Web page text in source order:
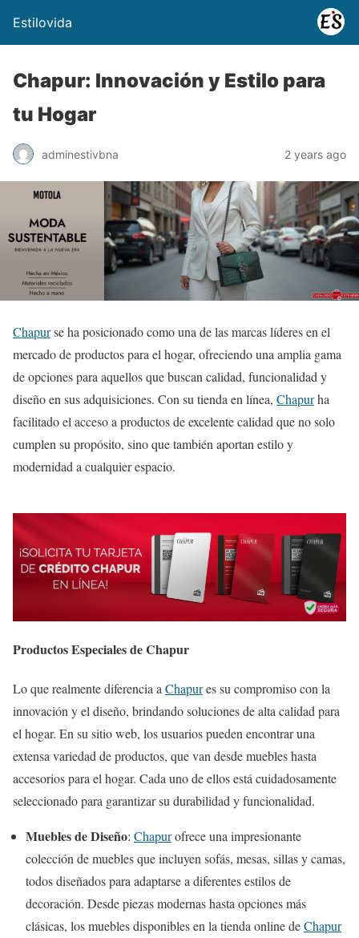
Estilovida
Chapur: Innovación y Estilo para
tu Hogar
adminestivbna 2 years ago
Chapurse ha posicionado como una de las marcas líderes en el
mercado de productos para el hogar, ofreciendo una amplia gama
de opciones para aquellos que buscan calidad, funcionalidad y
diseño en sus adquisiciones. Con su tienda en línea, Chapurha
facilitado el acceso a productos de excelente calidad que no solo
cumplen su propósito, sino que también aportan estilo y
modernidad a cualquier espacio.
Productos Especiales de Chapur
Lo que realmente diferencia aChapures su compromiso con la
innovación y el diseño, brindando soluciones de alta calidad para
el hogar. En su sitio web, los usuarios pueden encontrar una
extensa variedad de productos, que van desde muebles hasta
accesorios para el hogar. Cada uno de ellos está cuidadosamente
seleccionado para garantizar su durabilidad y funcionalidad.
Muebles de Diseño: Chapurofrece una impresionante
colección de muebles que incluyen sofás, mesas, sillas y camas,
todos diseñados para adaptarse a diferentes estilos de
decoración. Desde piezas modernas hasta opciones más
clásicas, los muebles disponibles en la tienda online deChapur